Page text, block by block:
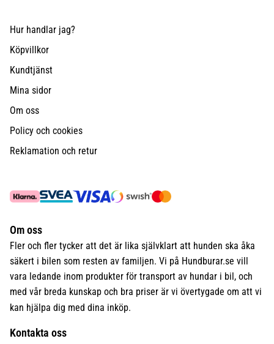
Hur handlar jag?
Köpvillkor
Kundtjänst
Mina sidor
Om oss
Policy och cookies
Reklamation och retur
Om oss
Fler och fler tycker att det är lika självklart att hunden ska åka
säkert i bilen som resten av familjen. Vi på Hundburar.se vill
vara ledande inom produkter för transport av hundar i bil, och
med vår breda kunskap och bra priser är vi övertygade om att vi
kan hjälpa dig med dina inköp.
Kontakta oss